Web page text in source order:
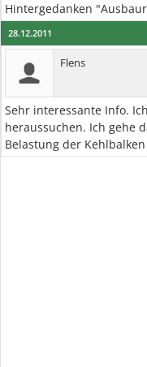
Hintergedanken
28.12.2011
Flens
Sehr interessante Info.
heraussuchen. Ich gehe
Belastung der